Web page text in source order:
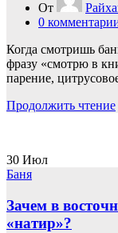
От
0
Когда смотришь
фразу «смотрю в
парение,
Продолжить чтение
30 Июл
Баня
Зачем в
«натир»?